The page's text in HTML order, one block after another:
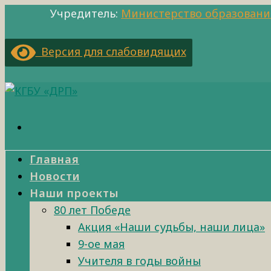
Учредитель: Министерство
Версия для слабовидящих
Главная
Новости
Наши проекты
80 лет Победе
Акция «Наши судьбы, наши лица»
9-ое мая
Учителя в годы войны